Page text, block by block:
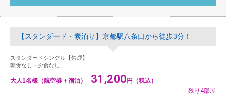
【スタンダード・素泊り】京都駅八条口から徒歩3分！
スタンダードシングル【禁煙】
朝食なし・夕食なし
大人1名様（航空券＋宿泊） 31,200円（税込）
残り4部屋